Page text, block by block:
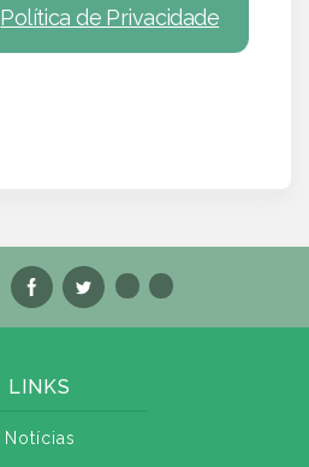
Política de Privacidade
LINKS
Notícias